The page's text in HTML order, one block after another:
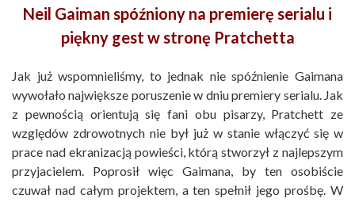
Neil Gaiman spóźniony na premierę serialu i
piękny gest w stronę Pratchetta
Jak już wspomnieliśmy, to jednak nie spóźnienie Gaimana
wywołało największe poruszenie w dniu premiery serialu. Jak
z pewnością orientują się fani obu pisarzy, Pratchett ze
względów zdrowotnych nie był już w stanie włączyć się w
prace nad ekranizacją powieści, którą stworzył z najlepszym
przyjacielem. Poprosił więc Gaimana, by ten osobiście
czuwał nad całym projektem, a ten spełnił jego prośbę. W